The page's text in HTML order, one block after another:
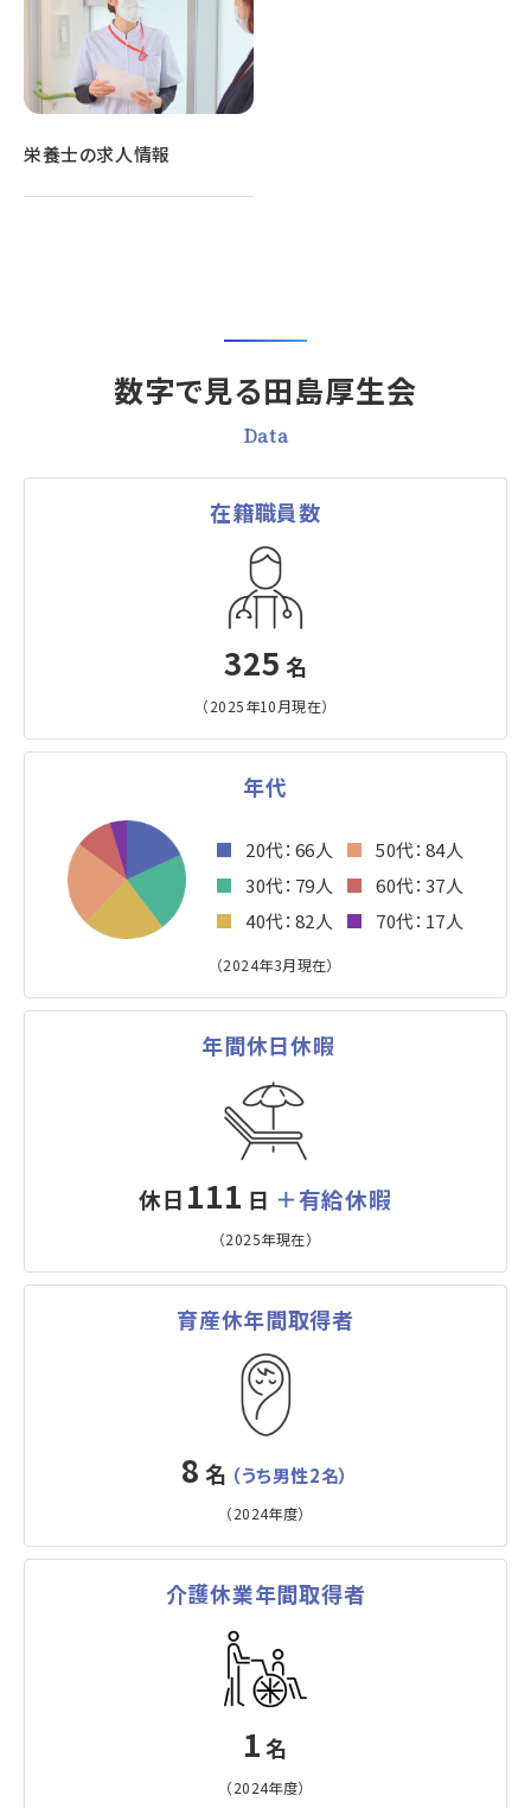
栄養士の求人情報
数字で見る田島厚生会
Data
在籍職員数
325 名
（2025年10月現在）
年代
■
20代：66人
■ 30代：79人
■ 40代：82人
■ 50代：84人
■ 60代：37人
■
70代：17人
（2024年3月現在）
年間休日休暇
休日 111 日 ＋有給休暇
（2025年現在）
育産休年間取得者
8 名 （うち男性2名）
（2024年度）
介護休業年間取得者
1 名
（2024年度）